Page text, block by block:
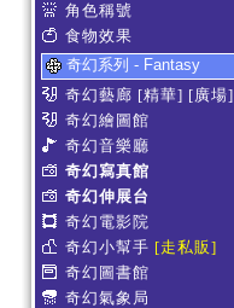
角色稱號
食物效果
奇幻系列 - Fantasy
奇幻藝廊 [精華] [廣場]
奇幻繪圖館
奇幻音樂廳
奇幻寫真館
奇幻伸展台
奇幻電影院
奇幻小幫手 [走私販]
奇幻圖書館
奇幻氣象局